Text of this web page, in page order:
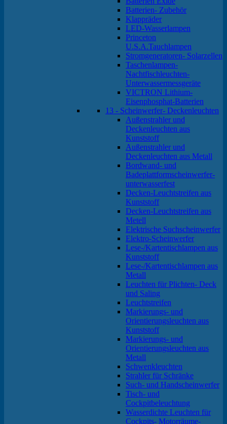
Batterien- Zubehör
Klappräder
LED-Wasserlampen
Princeton
U.S.A.Tauchlampen
Stromgeneratoren- Solarzellen
Taschenlampen-
Nachtfischleuchten-
Unterwassermessgeräte
VICTRON Lithium-
Eisenphosphat-Batterien
13 - Scheinwerfer- Deckenleuchten
Außenstrahler und
Deckenleuchten aus
Kunststoff
Außenstrahler und
Deckenleuchten aus Metall
Bordwand- und
Badeplattformscheinwerfer-
unterwasserfest
Decken-Leuchtstreifen aus
Kunststoff
Decken-Leuchtstreifen aus
Metell
Elektrische Suchscheinwerfer
Elektro-Scheinwerfer
Lese-/Kartentischlampen aus
Kunststoff
Lese-/Kartentischlampen aus
Metall
Leuchten für Plichten- Deck
und Saling
Leuchtstreifen
Markierungs- und
Orientierungsleuchten aus
Kunststoff
Markierungs- und
Orientierungsleuchten aus
Metall
Schwenkleuchten
Strahler für Schränke
Such- und Handscheinwerfer
Tisch- und
Cockpitbeleuchtung
Wasserdichte Leuchten für
Cockpits- Motorräume-